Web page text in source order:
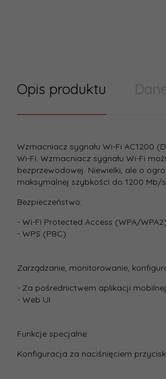
Opis produktu
Wzmacniacz sygnału Wi-Fi AC1200
Wi-Fi. Wzmacniacz sygnału Wi-Fi
bezprzewodowej. Niewielki, ale o
maksymalnej szybkości do 1200 Mb/
Bezpieczeństwo:
- Wi-Fi Protected Access (WPA/WPA2)
- WPS (PBC)
Zarządzanie, monitorowanie,
- Za pośrednictwem aplikacji
- Web UI
Funkcje specjalne:
Konfiguracja za naciśnięciem
Antena: Zewnętrzna stała
Architektura
sieci:
depth: 105
Kolor: Biały
anten:
Oznaczenia: